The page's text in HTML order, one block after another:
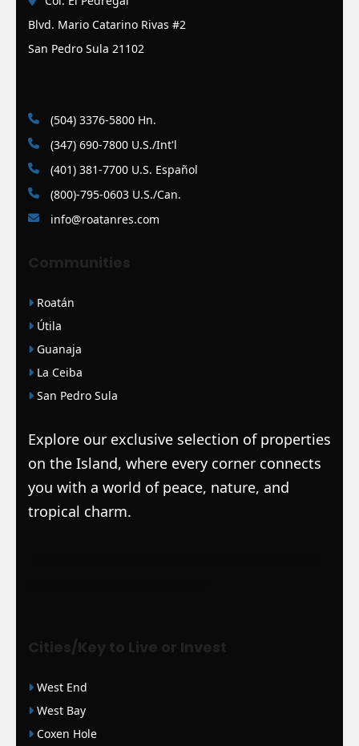
Blvd. Mario Catarino Rivas #2
San Pedro Sula 21102
(504) 3376-5800 Hn.
(347) 690-7800 U.S./Int'l
(401) 381-7700 U.S. Español
(800)-795-0603 U.S./Can.
info@roatanres.com
Communities
Roatán
Útila
Guanaja
La Ceiba
San Pedro Sula
Explore our exclusive selection of properties
on the Island, where every corner connects
you with a world of peace, nature, and
tropical charm.
Cities/Key to Live or Invest
West End
West Bay
Coxen Hole